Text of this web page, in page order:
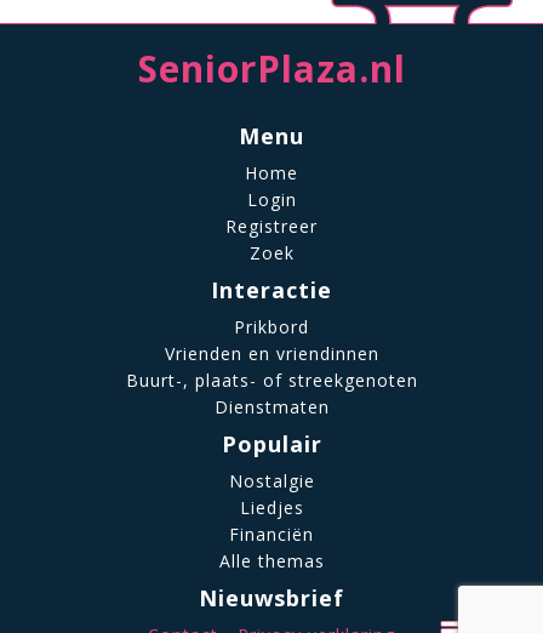
SeniorPlaza.nl
Menu
Home
Login
Registreer
Zoek
Interactie
Prikbord
Vrienden en vriendinnen
Buurt-, plaats- of streekgenoten
Dienstmaten
Populair
Nostalgie
Liedjes
Financiën
Alle themas
Nieuwsbrief